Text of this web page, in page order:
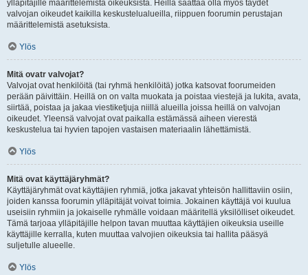
ylläpitäjille määrittelemistä oikeuksista. Heillä saattaa olla myös täydet
valvojan oikeudet kaikilla keskustelualueilla, riippuen foorumin perustajan
määrittelemistä asetuksista.
Ylös
Mitä ovatr valvojat?
Valvojat ovat henkilöitä (tai ryhmä henkilöitä) jotka katsovat foorumeiden
perään päivittäin. Heillä on on valta muokata ja poistaa viestejä ja lukita, avata,
siirtää, poistaa ja jakaa viestiketjuja niillä alueilla joissa heillä on valvojan
oikeudet. Yleensä valvojat ovat paikalla estämässä aiheen vierestä
keskustelua tai hyvien tapojen vastaisen materiaalin lähettämistä.
Ylös
Mitä ovat käyttäjäryhmät?
Käyttäjäryhmät ovat käyttäjien ryhmiä, jotka jakavat yhteisön hallittaviin osiin,
joiden kanssa foorumin ylläpitäjät voivat toimia. Jokainen käyttäjä voi kuulua
useisiin ryhmiin ja jokaiselle ryhmälle voidaan määritellä yksilölliset oikeudet.
Tämä tarjoaa ylläpitäjille helpon tavan muuttaa käyttäjien oikeuksia useille
käyttäjille kerralla, kuten muuttaa valvojien oikeuksia tai hallita pääsyä
suljetulle alueelle.
Ylös